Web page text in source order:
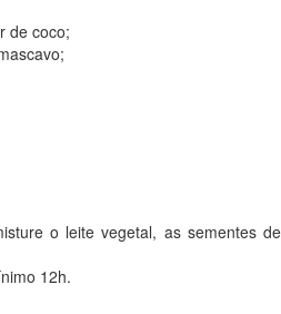
de coco;
o leite vegetal, as sementes de
12h.